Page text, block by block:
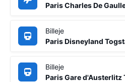
Paris Charles De
Billeje
Paris Disneyland
Billeje
Paris Gare d'Austerlitz